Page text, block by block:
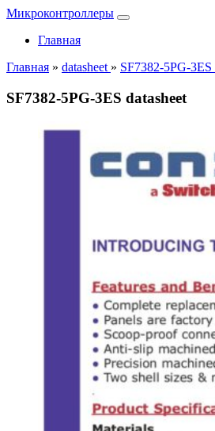
Микроконтроллеры
Главная
Главная » datasheet » SF7382-5PG-3ES
SF7382-5PG-3ES datasheet